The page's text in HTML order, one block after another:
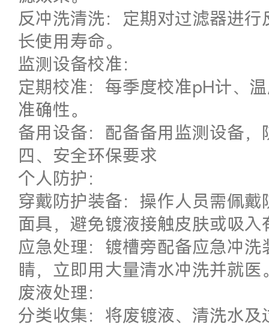
反冲洗清洗：定期对过滤器进
长使用寿命。
监测设备校准：
定期校准：每季度校准pH计、
准确性。
备用设备：配备备用监测设备
四、安全环保要求
个人防护：
穿戴防护装备：操作人员需佩
面具，避免镀液接触皮肤或吸入
应急处理：镀槽旁配备应急冲
睛，立即用大量清水冲洗并就医
废液处理：
分类收集：将废镀液、清洗水